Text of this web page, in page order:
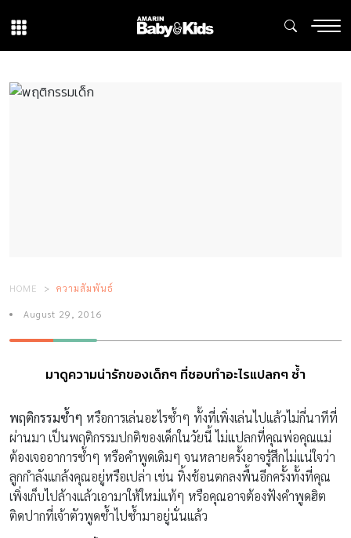
HOME ความสัมพันธ์
August 29, 2016
มาดูความน่ารักของเด็กๆ ที่ชอบทำอะไรแปลกๆ ซ้ำ
พฤติกรรมซ้ำๆ หรือการเล่นอะไรซ้ำๆ ทั้งที่เพิ่งเล่นไปแล้วไม่กี่นาทีที่
ผ่านมา เป็นพฤติกรรมปกติของเด็กในวัยนี้ ไม่แปลกที่คุณพ่อคุณแม่
ต้องเจออาการซ้ำๆ หรือคำพูดเดิมๆ จนหลายครั้งอาจรู้สึกไม่แน่ใจว่า
ลูกกำลังแกล้งคุณอยู่หรือเปล่า เช่น ทิ้งช้อนตกลงพื้นอีกครั้งทั้งที่คุณ
เพิ่งเก็บไปล้างแล้วเอามาให้ใหม่แท้ๆ หรือคุณอาจต้องฟังคำพูดฮิต
ติดปากที่เจ้าตัวพูดซ้ำไปซ้ำมาอยู่นั่นแล้ว